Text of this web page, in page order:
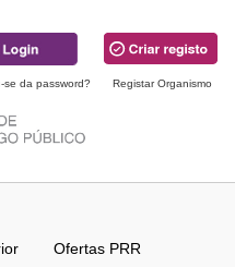
se da password? Registar Organismo
Ofertas PRR